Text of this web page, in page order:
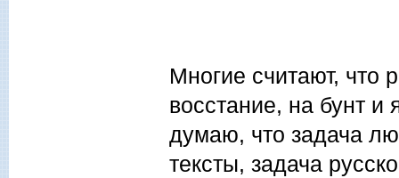
Многие считают, что
восстание, на бунт
думаю, что задача
тексты, задача